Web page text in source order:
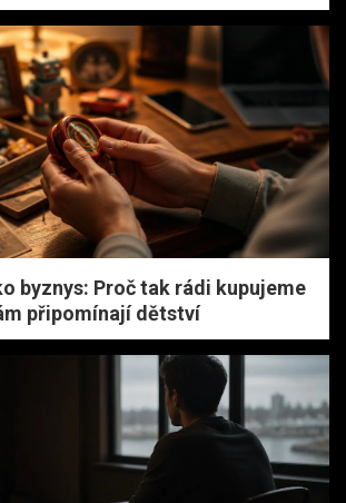
byznys: Proč tak rádi kupujeme
připomínají dětství